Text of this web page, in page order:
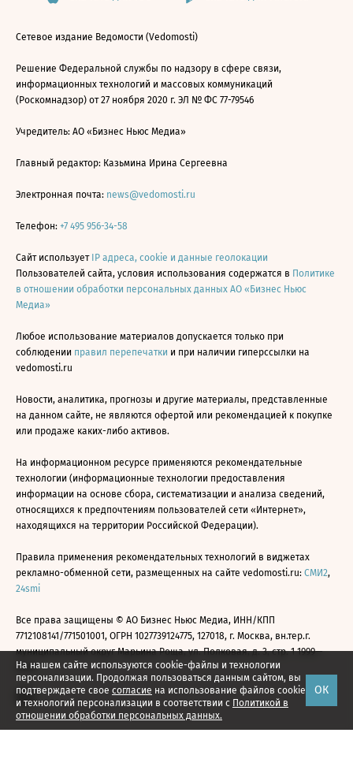
На нашем сайте используются cookie-файлы и технологии
персонализации. Продолжая пользоваться данным сайтом, вы
подтверждаете свое согласие на использование файлов cookie
и технологий персонализации в соответствии с Политикой в
отношении обработки персональных данных.
ОК
Сетевое издание Ведомости (Vedomosti)
Решение Федеральной службы по надзору в сфере связи,
информационных технологий и массовых коммуникаций
(Роскомнадзор) от 27 ноября 2020 г. ЭЛ № ФС 77-79546
Учредитель: АО «Бизнес Ньюс Медиа»
Главный редактор: Казьмина Ирина Сергеевна
Электронная почта: news@vedomosti.ru
Телефон: +7 495 956-34-58
Сайт использует IP адреса, cookie и данные геолокации
Пользователей сайта, условия использования содержатся в Политике
в отношении обработки персональных данных АО «Бизнес Ньюс
Медиа»
Любое использование материалов допускается только при
соблюдении правил перепечатки и при наличии гиперссылки на
vedomosti.ru
Новости, аналитика, прогнозы и другие материалы, представленные
на данном сайте, не являются офертой или рекомендацией к покупке
или продаже каких-либо активов.
На информационном ресурсе применяются рекомендательные
технологии (информационные технологии предоставления
информации на основе сбора, систематизации и анализа сведений,
относящихся к предпочтениям пользователей сети «Интернет»,
находящихся на территории Российской Федерации).
Правила применения рекомендательных технологий в виджетах
рекламно-обменной сети, размещенных на сайте vedomosti.ru: СМИ2,
24smi
Все права защищены © АО Бизнес Ньюс Медиа, ИНН/КПП
7712108141/771501001, ОГРН 1027739124775, 127018, г. Москва, вн.тер.г.
муниципальный округ Марьина Роща, ул. Полковая, д. 3, стр. 1 1999—
2026